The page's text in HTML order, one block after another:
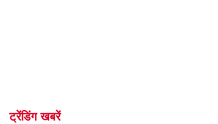
ट्रेंडिंग खबरें